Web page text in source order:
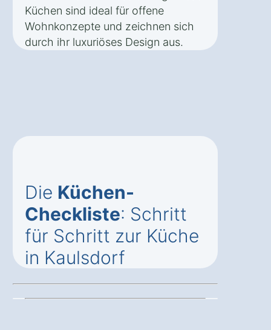
Küchen sind ideal für offene
Wohnkonzepte und zeichnen sich
durch ihr luxuriöses Design aus.
Die Küchen-
Checkliste: Schritt
für Schritt zur Küche
in Kaulsdorf